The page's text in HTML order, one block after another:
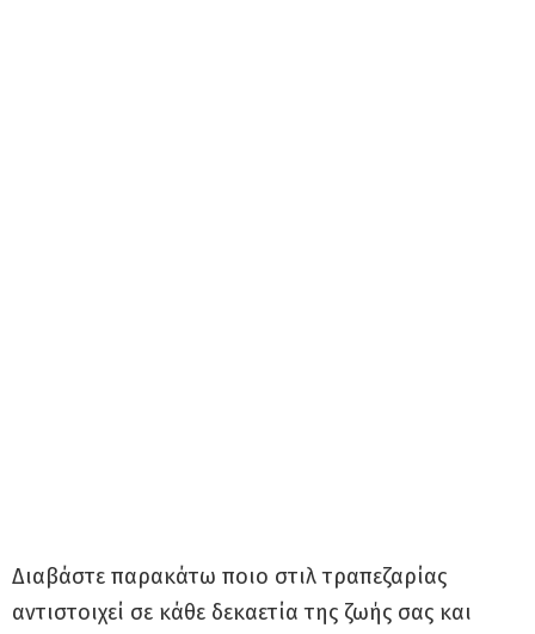
Διαβάστε παρακάτω ποιο στιλ τραπεζαρίας
αντιστοιχεί σε κάθε δεκαετία της ζωής σας και